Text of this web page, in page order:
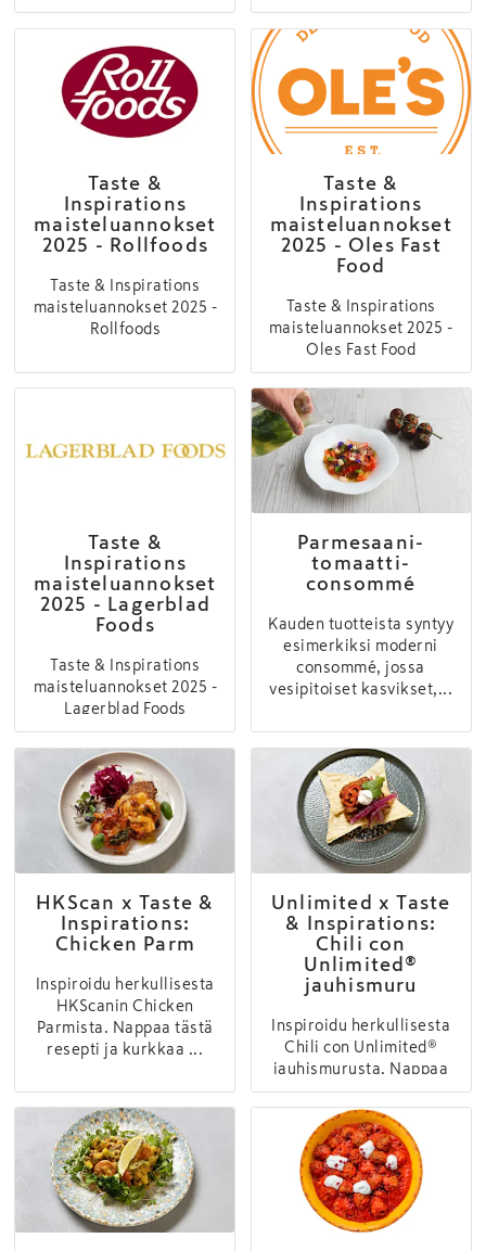
maut ja grillin tuoksu
yhdistyvät karitsan
kebabvartaissa – ...
paahdettua
kananpoikaa,...
Taste &
Inspirations
maisteluannokset
2025 - Rollfoods
Taste & Inspirations
maisteluannokset 2025 -
Rollfoods
Taste &
Inspirations
maisteluannokset
2025 - Oles Fast
Food
Taste & Inspirations
maisteluannokset 2025 -
Oles Fast Food
Taste &
Inspirations
maisteluannokset
2025 - Lagerblad
Foods
Taste & Inspirations
maisteluannokset 2025 -
Lagerblad Foods
Parmesaani-
tomaatti-
consommé
Kauden tuotteista syntyy
esimerkiksi moderni
consommé, jossa
vesipitoiset kasvikset,...
HKScan x Taste &
Inspirations:
Chicken Parm
Inspiroidu herkullisesta
HKScanin Chicken
Parmista. Nappaa tästä
resepti ja kurkkaa ...
Unlimited x Taste
& Inspirations:
Chili con
Unlimited®
jauhismuru
Inspiroidu herkullisesta
Chili con Unlimited®
jauhismurusta. Nappaa
tästä resepti ja...